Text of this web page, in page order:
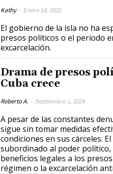
Kathy - Enero 14, 2025
El gobierno de la isla no ha
presos políticos o el periodo en que
excarcelación.
Drama de presos
Cuba crece
Roberto A. - Septiembre 1, 2024
A pesar de las constantes
sigue sin tomar medidas
condiciones en sus cárceles.
subordinado al poder
beneficios legales a los
régimen o la excarcelación